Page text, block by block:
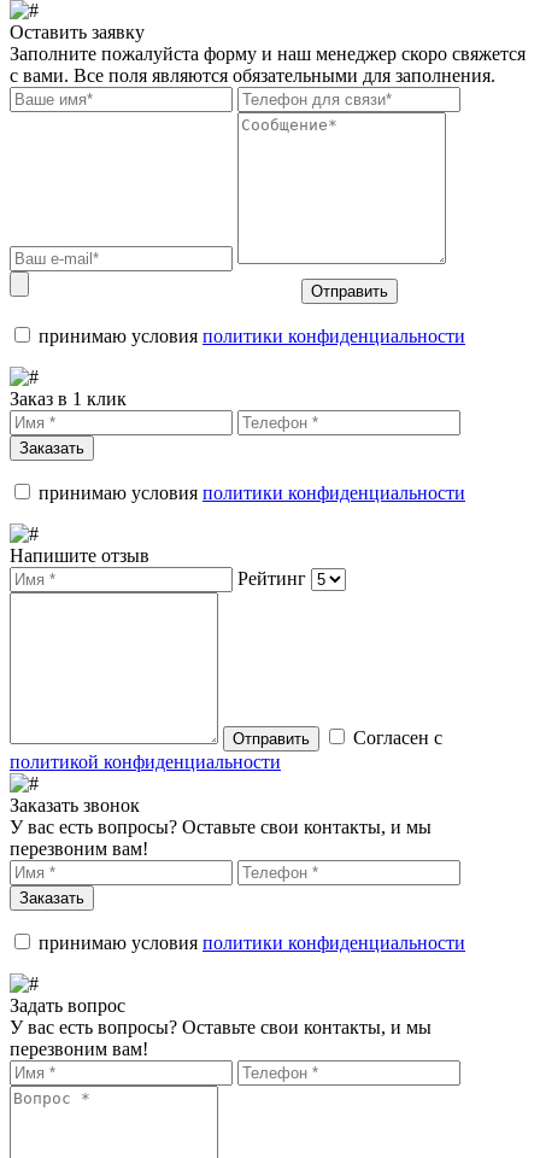
Оставить заявку
Заполните пожалуйста форму и наш менеджер скоро свяжется
с вами. Все поля являются обязательными для заполнения.
Отправить
принимаю условия политики конфиденциальности
Заказ в 1 клик
Заказать
принимаю условия политики конфиденциальности
Напишите отзыв
Рейтинг
Отправить
Согласен с
политикой конфиденциальности
Заказать звонок
У вас есть вопросы? Оставьте свои контакты, и мы
перезвоним вам!
Заказать
принимаю условия политики конфиденциальности
Задать вопрос
У вас есть вопросы? Оставьте свои контакты, и мы
перезвоним вам!